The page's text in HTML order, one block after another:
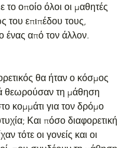
οποίο όλοι οι μαθητές
του επιπέδου τους,
ένας από τον άλλον.
θα ήταν ο κόσμος
θεωρούσαν τη μάθηση
κομμάτι για τον δρόμο
Και πόσο διαφορετική
τότε οι γονείς και οι